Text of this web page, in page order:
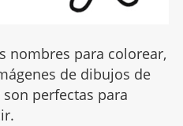
nombres para colorear,
de dibujos de
perfectas para